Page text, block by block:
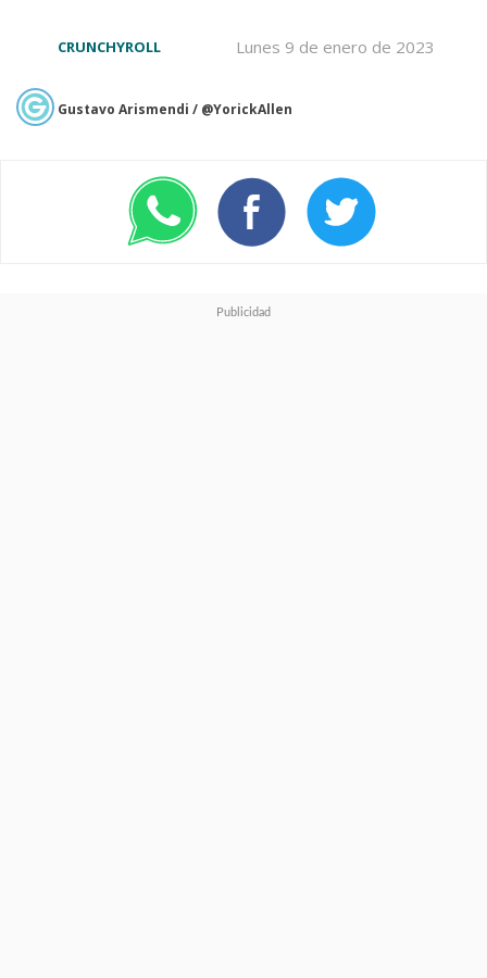
Lunes 9 de enero de 2023
CRUNCHYROLL
Gustavo Arismendi / @YorickAllen